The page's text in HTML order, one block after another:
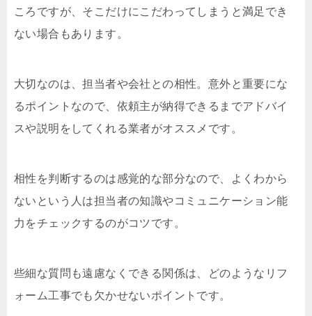
ころですが、そこだけにこだわってしまうと満足でき
ない場合もあります。
大切なのは、担当者や会社との相性。意外と重要にな
るポイントなので、依頼主が納得できるまでアドバイ
スや説明をしてくれる業者がオススメです。
相性を判断するのは感覚的な部分なので、よくわから
ないという人は担当者の知識やコミュニケーション能
力をチェックするのがコツです。
些細な質問も遠慮なくできる関係は、どのようなリフ
ォーム工事でも欠かせないポイントです。